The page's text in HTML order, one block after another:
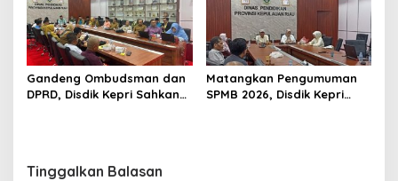
Gandeng Ombudsman dan
DPRD, Disdik Kepri Sahkan
Matangkan Pengumuman
SPMB 2026, Disdik Kepri
Tinggalkan Balasan